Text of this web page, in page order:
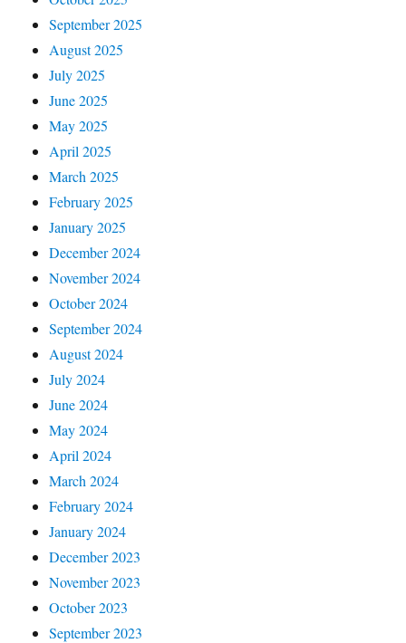
September 2025
August 2025
July 2025
June 2025
May 2025
April 2025
March 2025
February 2025
January 2025
December 2024
November 2024
October 2024
September 2024
August 2024
July 2024
June 2024
May 2024
April 2024
March 2024
February 2024
January 2024
December 2023
November 2023
October 2023
September 2023